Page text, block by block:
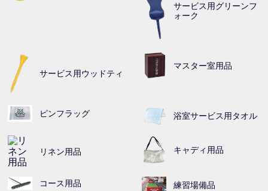
サービス用グリーンフ
ォーク
サービス用ウッドティ
マスター室用品
ピンフラッグ 浴室サービス用タオル
リネン用品 キャディ用品
コース用品 練習場備品